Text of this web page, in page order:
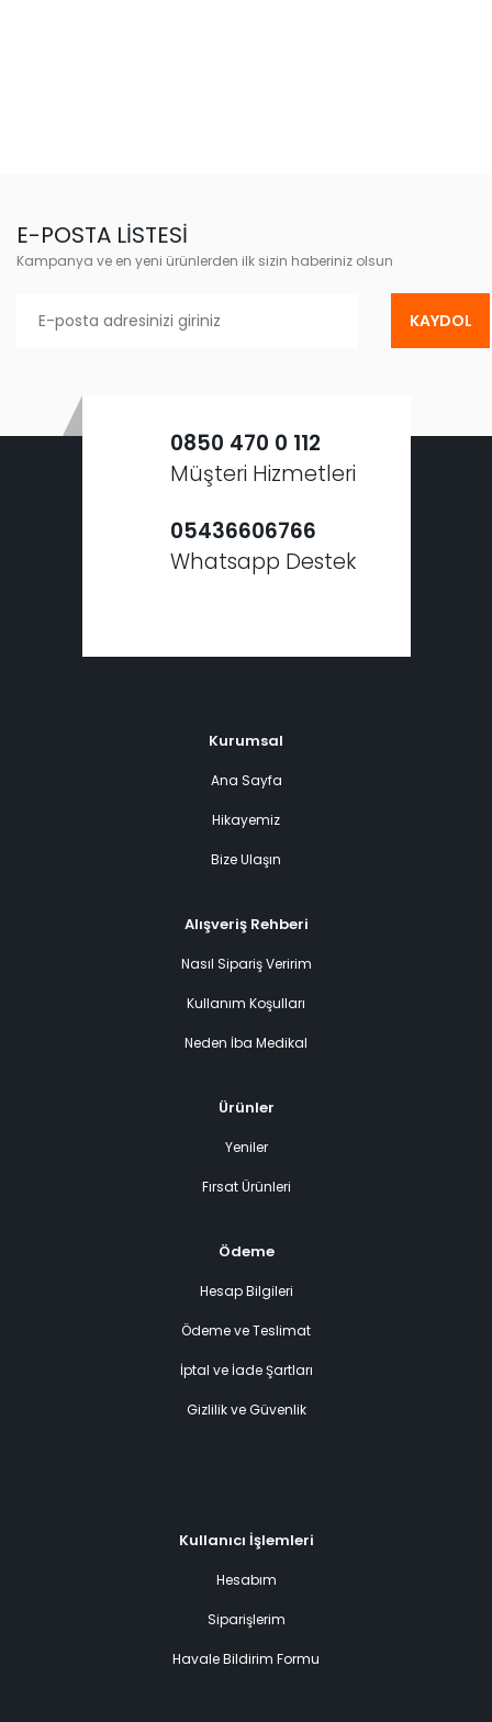
E-POSTA LİSTESİ
Kampanya ve en yeni ürünlerden ilk sizin haberiniz olsun
KAYDOL
0850 470 0 112
Müşteri Hizmetleri
05436606766
Whatsapp Destek
Kurumsal
Ana Sayfa
Hikayemiz
Bize Ulaşın
Alışveriş Rehberi
Nasıl Sipariş Veririm
Kullanım Koşulları
Neden İba Medikal
Ürünler
Yeniler
Fırsat Ürünleri
Ödeme
Hesap Bilgileri
Ödeme ve Teslimat
İptal ve İade Şartları
Gizlilik ve Güvenlik
Kullanıcı İşlemleri
Hesabım
Siparişlerim
Havale Bildirim Formu